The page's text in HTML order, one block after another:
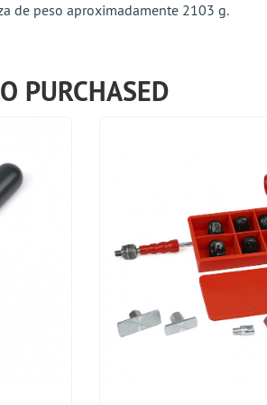
de peso aproximadamente 2103 g.
PURCHASED